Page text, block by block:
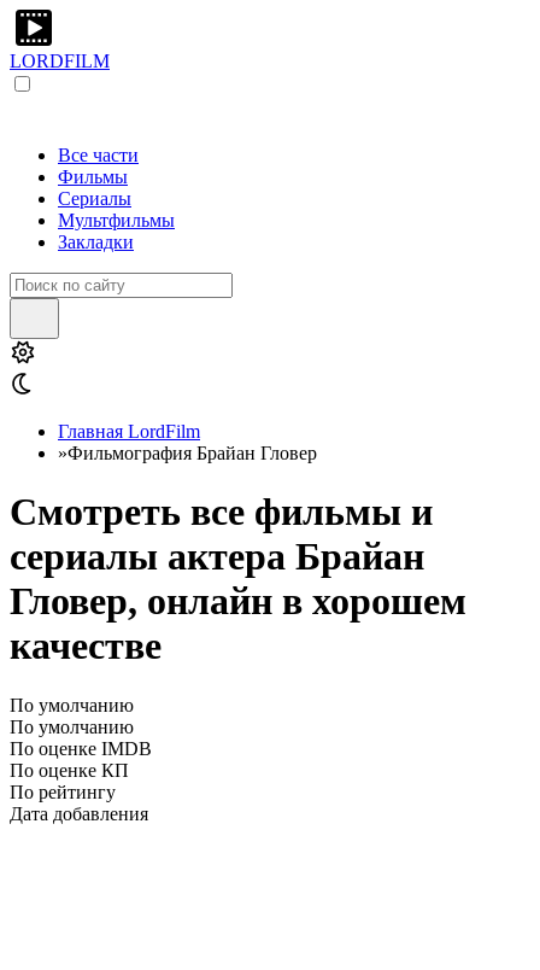
LORDFILM
Все части
Фильмы
Сериалы
Мультфильмы
Закладки
Главная LordFilm
»Фильмография Брайан Гловер
Смотреть все фильмы и
сериалы актера Брайан
Гловер, онлайн в хорошем
качестве
По умолчанию
По умолчанию
По оценке IMDB
По оценке КП
По рейтингу
Дата добавления